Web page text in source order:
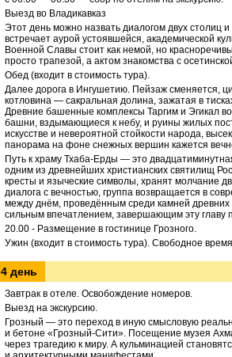
Выезд во Владикавказ
Этот день можно назвать диалогом двух столиц
встречает аурой устоявшейся, академической
Военной Славы стоит как немой, но
просто трапезой, а актом знакомства с
Обед (входит в стоимость тура).
Далее дорога в Ингушетию. Пейзаж сменяется,
котловина — сакральная долина, зажатая в
Древние башенные комплексы Таргим и Эгикал
башни, вздымающиеся к небу, и руины жилых
искусстве и невероятной стойкости народа,
панорама на фоне снежных вершин кажется
Путь к храму Тхаба-Ерды — это
одним из древнейших христианских святилищ
кресты и языческие символы, хранят молчание
диалога с вечностью, группа возвращается в
между днём, проведённым среди камней
сильным впечатлением, завершающим эту главу
20.00 - Размещение в гостинице Грозного.
Ужин (входит в стоимость тура). Свободное
4 день
Завтрак в отеле. Освобождение номеров.
Выезд на экскурсию.
Грозный — это переход в иную смысловую
и бетоне «Грозный-Сити». Посещение музея
через трагедию к миру. А кульминацией